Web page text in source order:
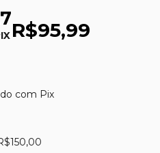
R$95,99
com Pix